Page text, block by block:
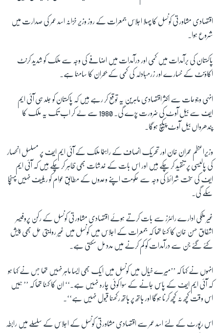
Learning English
FOLLOW US
اقتصادی مشاورتی کونسل کا پہلا اجلاس جمعرات کے روز وزیر خزانہ اسد عمر کی صدارت میں
شروع ہوا۔
پاکستان کی برآمدات میں کمی اور درآمدات میں اضافے کی وجہ سے ملک کو شدید کرنٹ
اکاؤنٹ کے خسارے اور زرمبادلہ کی کمی کے بحران کا سامنا ہے۔
انہی وجوحات سے اکثر اقتصادی ماہرین یہ توقع کر رہے ہیں کہ پاکستان کو جلد ہی آئی ایم
ایف سے بیل آوٹ کی ضرورت پڑے گی۔ 1980 سے لے کر اب تک یہ ملک کا
پندھرواں بیل آوٹ پیکچ ہوگا۔
وزیراعظم عمران خان اور تحریک انصاف کے راہنما ملک کے آئی ایم ایف پر مسلسل انحصار
کی پالیسی پر تنقید کر چکے ہیں اور اس بات کے خدشات بھی ظاہر کر چکے ہیں کہ آئی ایم
ایف کی سخت شرائط کی وجہ سے حکومت اپنے وعدوں کے مطابق عوام کو ریلیف نہیں پہنچا
سکے گی۔
غیر ملکی ادارے رائٹرز سے بات کرتے ہوئے اقتصادی مشاورتی کونسل کے رکن پروفیسر
اشفاق حسن خان کا کہنا تھا کہ جمعرات کے اجلاس میں کونسل میں غیر روایتی حل بھی پیش
کئے گئے جن سے درآمدات کو کم کرنے میں مدد مل سکتی ہے۔
انہوں نے کہا کہ ’’میرے خیال میں کونسل میں ایک بھی ایسا ماہر نہیں تھا جس نے کہا ہو
کہ آئی ایم ایف کے پاس جانے کے سوا کوئی چارہ نہیں ہے۔‘‘ ان کا کہنا تھا کہ ’’ ہمیں
اس وقت کچھ نہ کچھ کرنا ہوگا اور ہاتھ پر ہاتھ رکھنا قبول نہیں ہے‘‘۔
اس رپورٹ کے لئے اسد عمر سے اقتصادی مشاورتی کونسل کے اجلاس کے سلسلے میں رابطہ